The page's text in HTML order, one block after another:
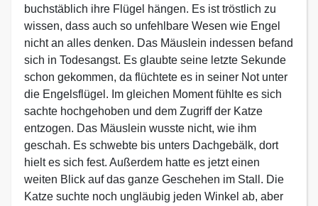
buchstäblich ihre Flügel hängen. Es ist tröstlich zu
wissen, dass auch so unfehlbare Wesen wie Engel
nicht an alles denken. Das Mäuslein indessen befand
sich in Todesangst. Es glaubte seine letzte Sekunde
schon gekommen, da flüchtete es in seiner Not unter
die Engelsflügel. Im gleichen Moment fühlte es sich
sachte hochgehoben und dem Zugriff der Katze
entzogen. Das Mäuslein wusste nicht, wie ihm
geschah. Es schwebte bis unters Dachgebälk, dort
hielt es sich fest. Außerdem hatte es jetzt einen
weiten Blick auf das ganze Geschehen im Stall. Die
Katze suchte noch ungläubig jeden Winkel ab, aber